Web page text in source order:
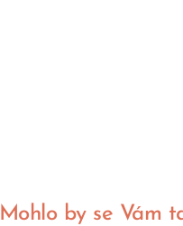
Mohlo by se Vám